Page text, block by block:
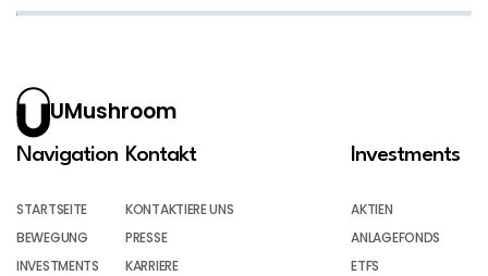
UMushroom
Navigation
STARTSEITE
BEWEGUNG
INVESTMENTS
Kontakt
KONTAKTIERE UNS
PRESSE
KARRIERE
Investments
AKTIEN
ANLAGEFONDS
ETFS